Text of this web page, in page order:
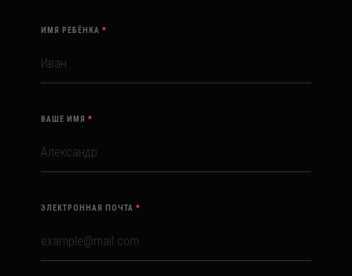
ИМЯ РЕБЁНКА *
ВАШЕ ИМЯ *
ЭЛЕКТРОННАЯ ПОЧТА *